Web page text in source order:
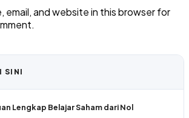
email, and website in this browser for
SINI
Lengkap Belajar Saham dari Nol